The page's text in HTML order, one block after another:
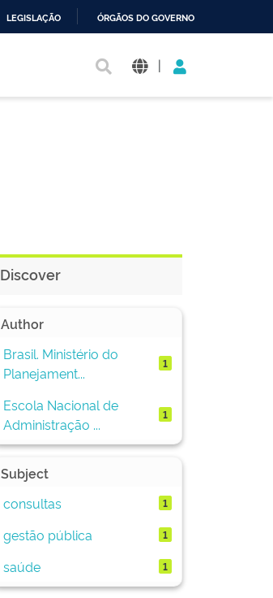
LEGISLAÇÃO ÓRGÃOS DO GOVERNO
|
Discover
Author
Brasil. Ministério do
Planejament...
1
Escola Nacional de
Administração ...
1
Subject
consultas
1
gestão pública 1
saúde 1